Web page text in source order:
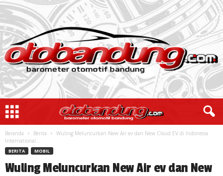
Beranda Berita
Wuling Meluncurkan New Air ev dan New Cloud EV di Indonesia
International...
BERITA MOBIL
Wuling Meluncurkan New Air ev dan New